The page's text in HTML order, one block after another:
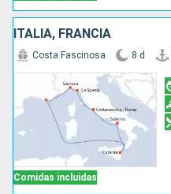
ITALIA, FRANCIA
Comidas incluidas
Costa Fascinosa 8 d